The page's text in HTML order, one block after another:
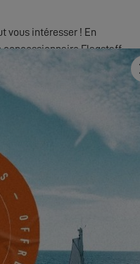
vous intéresser ! En
concessionnaire Flagstaff,
syndicat de bateaux et de
de tous les
afin que vous puissiez
la navigation.
d’investir sur le site